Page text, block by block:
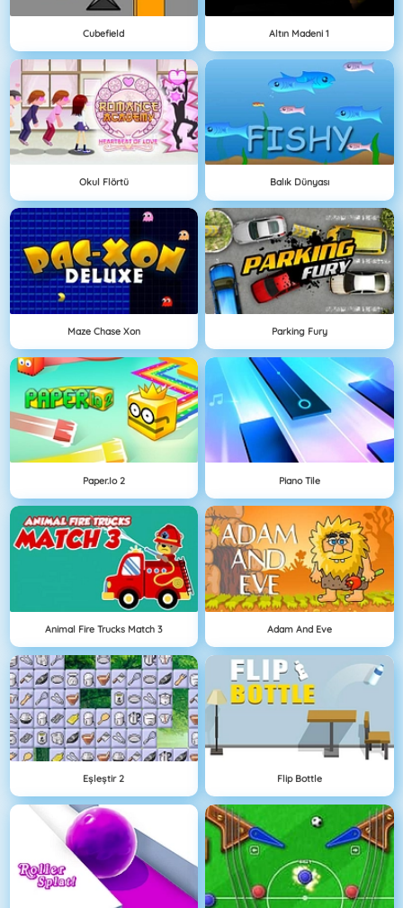
Cubefield Altın Madeni 1
Okul Flörtü Balık Dünyası
Maze Chase Xon Parking Fury
Paper.io 2 Piano Tile
Animal Fire Trucks Match 3 Adam And Eve
Eşleştir 2 Flip Bottle